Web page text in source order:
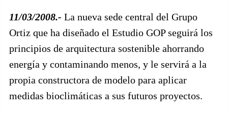
11/03/2008.- La nueva sede central del Grupo
Ortiz que ha diseñado el Estudio GOP seguirá los
principios de arquitectura sostenible ahorrando
energía y contaminando menos, y le servirá a la
propia constructora de modelo para aplicar
medidas bioclimáticas a sus futuros proyectos.